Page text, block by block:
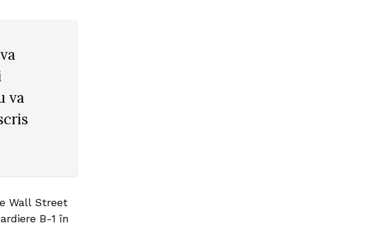
va
Wall Street
B-1 în